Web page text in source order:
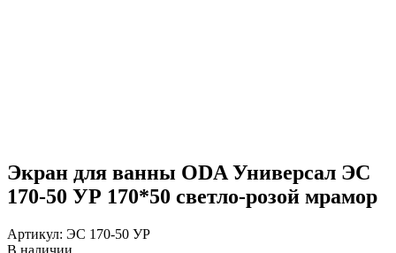
Экран для ванны ODA Универсал ЭС
170-50 УР 170*50 светло-розой мрамор
Артикул: ЭС 170-50 УР
В наличии